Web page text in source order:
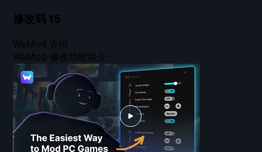
修改码 15
WeMod 介绍
WeMod 修改功能简介